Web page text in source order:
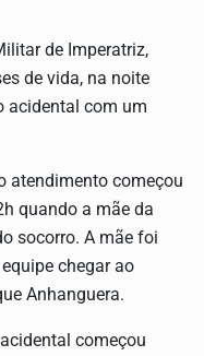
de Imperatriz,
de vida, na noite
acidental com um
atendimento começou
quando a mãe da
socorro. A mãe foi
chegar ao
Anhanguera.
começou